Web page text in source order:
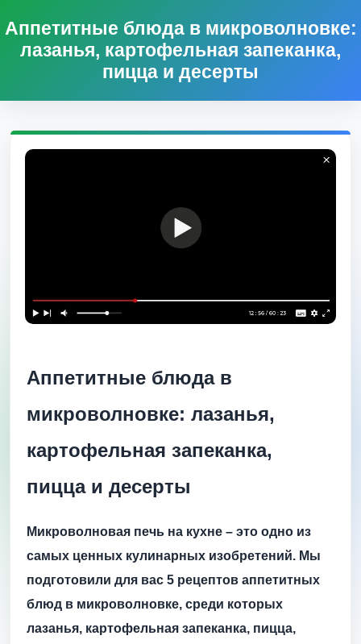
Аппетитные блюда в микроволновке:
лазанья, картофельная запеканка,
пицца и десерты
Аппетитные блюда в
микроволновке: лазанья,
картофельная запеканка,
пицца и десерты
Микроволновая печь на кухне – это одно из
самых ценных кулинарных изобретений. Мы
подготовили для вас 5 рецептов аппетитных
блюд в микроволновке, среди которых
лазанья, картофельная запеканка, пицца,